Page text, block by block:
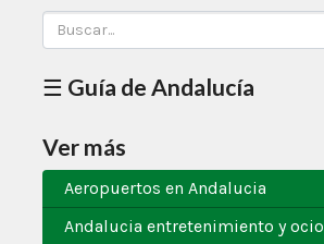
☰ Guía de Andalucía
Ver más
Aeropuertos en Andalucia
Andalucia entretenimiento y ocio